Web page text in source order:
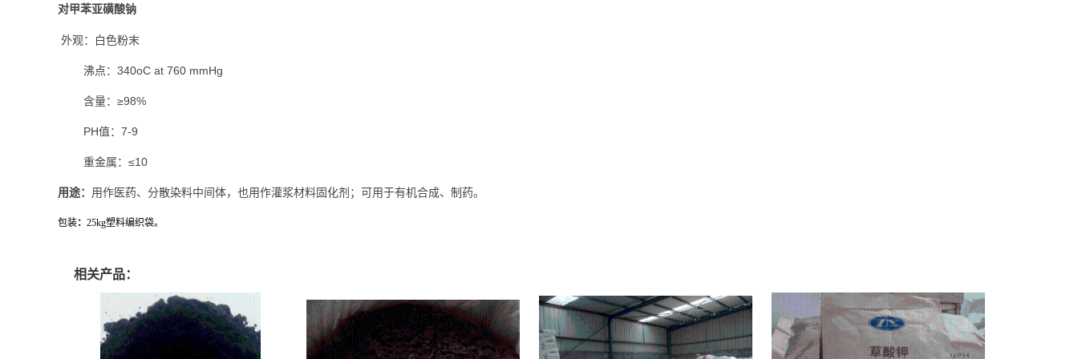
对甲苯亚磺酸钠
外观：白色粉末
沸点：340oC at 760 mmHg
含量：≥98%
PH值：7-9
重金属：≤10
用途： 用作医药、分散染料中间体，也用作灌浆材料固化剂；可用于有机合成、制药。
包装： 25kg塑料编织袋。
相关产品：